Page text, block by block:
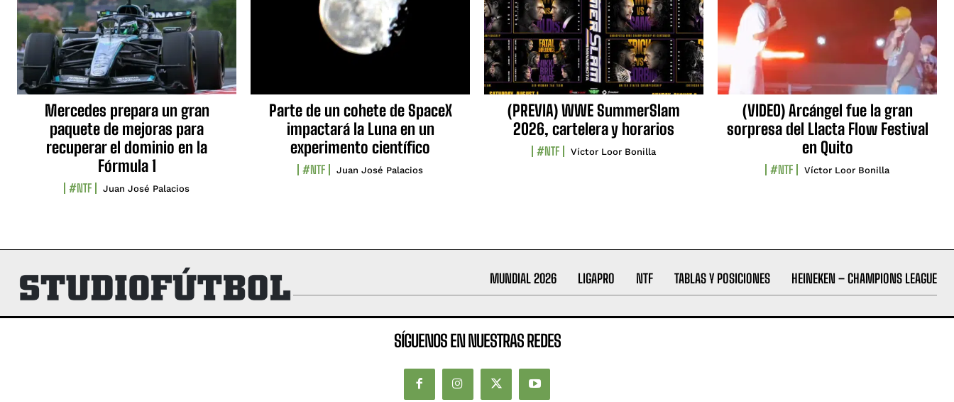
Mercedes prepara un gran
paquete de mejoras para
recuperar el dominio en la
Fórmula 1
#NTF Juan José Palacios
Parte de un cohete de SpaceX
impactará la Luna en un
experimento científico
#NTF Juan José Palacios
(PREVIA) WWE SummerSlam
2026, cartelera y horarios
#NTF Víctor Loor Bonilla
(VIDEO) Arcángel fue la gran
sorpresa del Llacta Flow Festival
en Quito
#NTF Víctor Loor Bonilla
MUNDIAL 2026 LIGAPRO NTF TABLAS Y POSICIONES HEINEKEN – CHAMPIONS LEAGUE
SÍGUENOS EN NUESTRAS REDES